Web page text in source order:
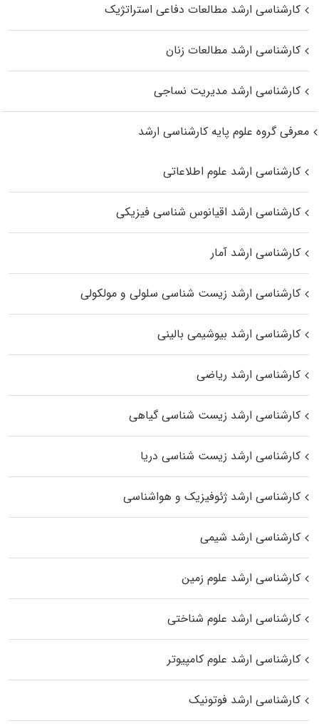
کارشناسی ارشد مطالعات دفاعی استراتژیک
کارشناسی ارشد مطالعات زنان
کارشناسی ارشد مدیریت نساجی
معرفی گروه علوم پایه کارشناسی ارشد
کارشناسی ارشد علوم اطلاعاتی
کارشناسی ارشد اقیانوس‌ شناسی فیزیکی
کارشناسی ارشد آمار
کارشناسی ارشد زیست شناسی سلولی و مولکولی
کارشناسی ارشد بیوشیمی بالینی
کارشناسی ارشد ریاضی
کارشناسی ارشد زیست‌ شناسی گیاهی
کارشناسی ارشد زیست‌ شناسی دریا
کارشناسی ارشد ژئوفیزیک و هواشناسی
کارشناسی ارشد شیمی
کارشناسی ارشد علوم زمین
کارشناسی ارشد علوم شناختی
کارشناسی ارشد علوم کامپیوتر
کارشناسی ارشد فوتونیک